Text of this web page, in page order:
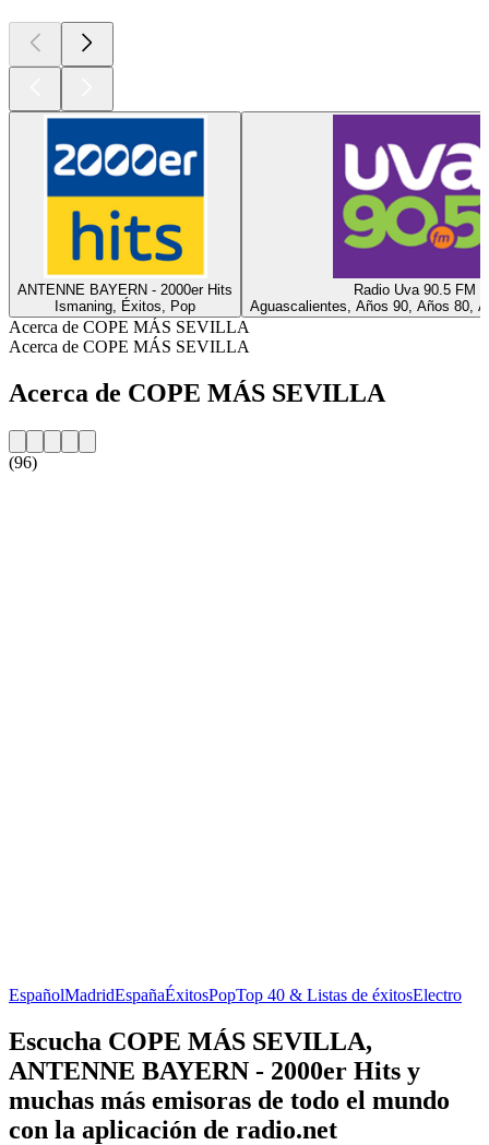
ANTENNE BAYERN - 2000er Hits
Ismaning, Éxitos, Pop
Radio Uva 90.5 FM
Aguascalientes, Años 90, Años 80,
Acerca de COPE MÁS SEVILLA
Acerca de COPE MÁS SEVILLA
Acerca de COPE MÁS SEVILLA
(96)
EspañolMadridEspañaÉxitosPopTop 40 & Listas de éxitosElectro
Escucha COPE MÁS SEVILLA,
ANTENNE BAYERN - 2000er Hits y
muchas más emisoras de todo el mundo
con la aplicación de radio.net